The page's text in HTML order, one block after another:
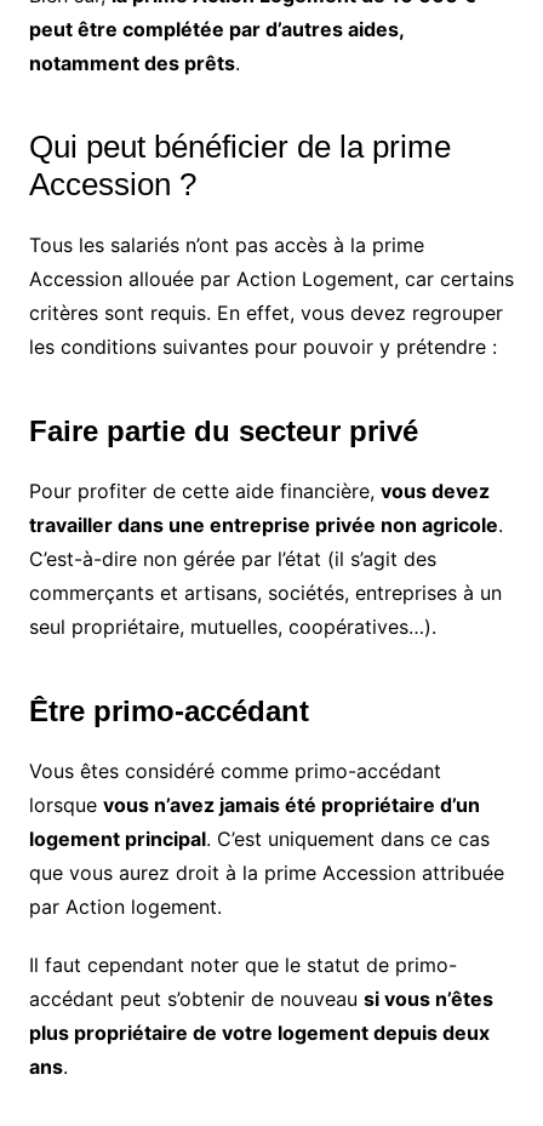
peut être complétée par d’autres aides,
notamment des prêts.
Qui peut bénéficier de la prime
Accession ?
Tous les salariés n’ont pas accès à la prime
Accession allouée par Action Logement, car certains
critères sont requis. En effet, vous devez regrouper
les conditions suivantes pour pouvoir y prétendre :
Faire partie du secteur privé
Pour profiter de cette aide financière, vous devez
travailler dans une entreprise privée non agricole.
C’est-à-dire non gérée par l’état (il s’agit des
commerçants et artisans, sociétés, entreprises à un
seul propriétaire, mutuelles, coopératives…).
Être primo-accédant
Vous êtes considéré comme primo-accédant
lorsque vous n’avez jamais été propriétaire d’un
logement principal. C’est uniquement dans ce cas
que vous aurez droit à la prime Accession attribuée
par Action logement.
Il faut cependant noter que le statut de primo-
accédant peut s’obtenir de nouveau si vous n’êtes
plus propriétaire de votre logement depuis deux
ans.